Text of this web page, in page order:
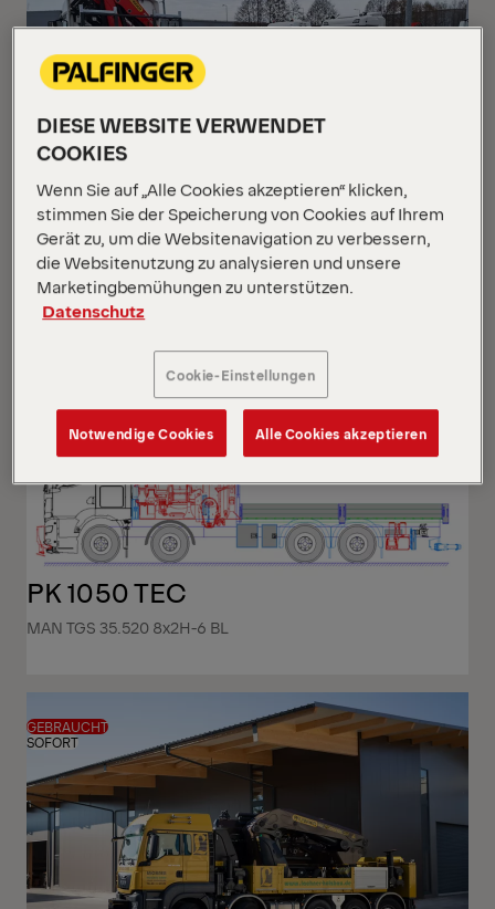
PK 24.001 SLD5
Scania G 420 B6x2*4 NB
NEUWAGEN
PK 1050 TEC
MAN TGS 35.520 8x2H-6 BL
GEBRAUCHT
SOFORT
DIESE WEBSITE VERWENDET
COOKIES
Wenn Sie auf „Alle Cookies akzeptieren“ klicken,
stimmen Sie der Speicherung von Cookies auf Ihrem
Gerät zu, um die Websitenavigation zu verbessern,
die Websitenutzung zu analysieren und unsere
Marketingbemühungen zu unterstützen.
Datenschutz
Cookie-Einstellungen
Notwendige Cookies Alle Cookies akzeptieren